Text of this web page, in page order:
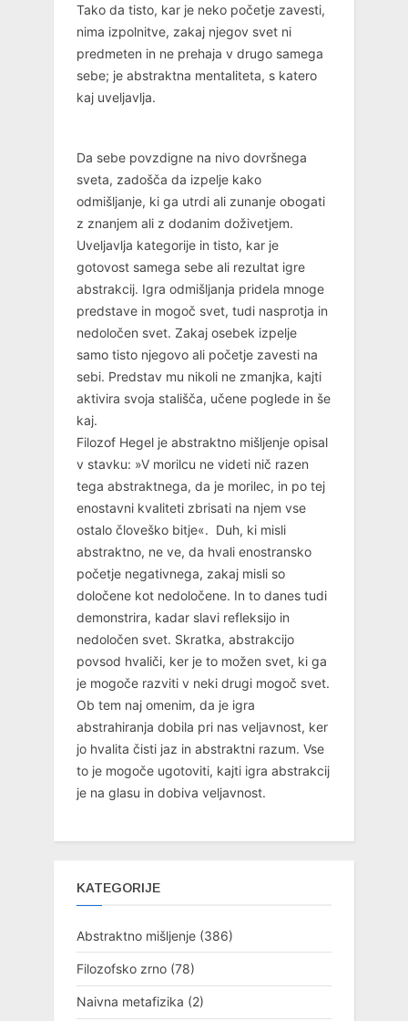
Tako da tisto, kar je neko početje zavesti,
nima izpolnitve, zakaj njegov svet ni
predmeten in ne prehaja v drugo samega
sebe; je abstraktna mentaliteta, s katero
kaj uveljavlja.
Da sebe povzdigne na nivo dovršnega
sveta, zadošča da izpelje kako
odmišljanje, ki ga utrdi ali zunanje obogati
z znanjem ali z dodanim doživetjem.
Uveljavlja kategorije in tisto, kar je
gotovost samega sebe ali rezultat igre
abstrakcij. Igra odmišljanja pridela mnoge
predstave in mogoč svet, tudi nasprotja in
nedoločen svet. Zakaj osebek izpelje
samo tisto njegovo ali početje zavesti na
sebi. Predstav mu nikoli ne zmanjka, kajti
aktivira svoja stališča, učene poglede in še
kaj.
Filozof Hegel je abstraktno mišljenje opisal
v stavku: »V morilcu ne videti nič razen
tega abstraktnega, da je morilec, in po tej
enostavni kvaliteti zbrisati na njem vse
ostalo človeško bitje«. Duh, ki misli
abstraktno, ne ve, da hvali enostransko
početje negativnega, zakaj misli so
določene kot nedoločene. In to danes tudi
demonstrira, kadar slavi refleksijo in
nedoločen svet. Skratka, abstrakcijo
povsod hvaliči, ker je to možen svet, ki ga
je mogoče razviti v neki drugi mogoč svet.
Ob tem naj omenim, da je igra
abstrahiranja dobila pri nas veljavnost, ker
jo hvalita čisti jaz in abstraktni razum. Vse
to je mogoče ugotoviti, kajti igra abstrakcij
je na glasu in dobiva veljavnost.
KATEGORIJE
Abstraktno mišljenje (386)
Filozofsko zrno (78)
Naivna metafizika (2)